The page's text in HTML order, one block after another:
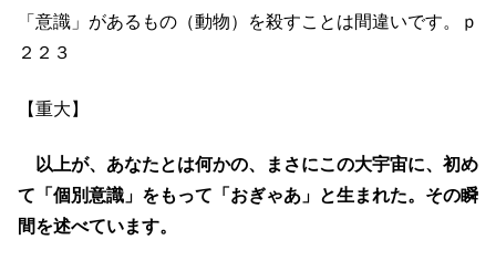
「意識」があるもの（動物）を殺すことは間違いです。ｐ
２２３
【重大】
以上が、あなたとは何かの、まさにこの大宇宙に、初め
て「個別意識」をもって「おぎゃあ」と生まれた。その瞬
間を述べています。